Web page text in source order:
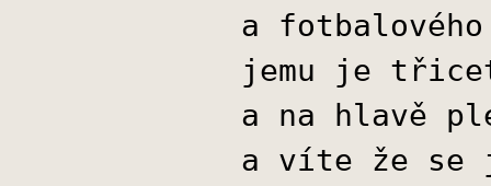
a
jemu je třicet
a na hlavě
a víte že se